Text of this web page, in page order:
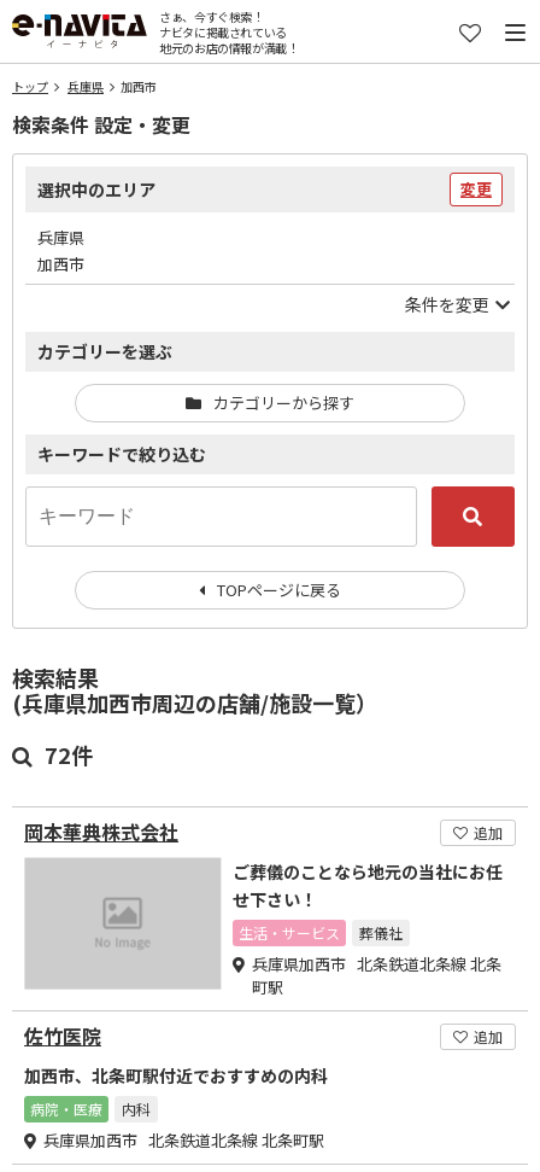
さぁ、今すぐ検索！
ナビタに掲載されている
地元のお店の情報が満載！
トップ 兵庫県 加西市
検索結果
(兵庫県加西市周辺の店舗/施設一覧）
72件
岡本華典株式会社 追加
ご葬儀のことなら地元の当社にお任
せ下さい！
生活・サービス 葬儀社
兵庫県加西市 北条鉄道北条線 北条
町駅
佐竹医院 追加
加西市、北条町駅付近でおすすめの内科
病院・医療 内科
兵庫県加西市 北条鉄道北条線 北条町駅
検索条件 設定・変更
選択中のエリア 変更
兵庫県
加西市
条件を変更
カテゴリーを選ぶ
カテゴリーから探す
キーワードで絞り込む
TOPページに戻る